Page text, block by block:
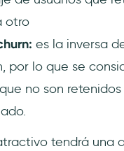
otro
es la inversa
por lo que se
no son retenidos
tendrá una